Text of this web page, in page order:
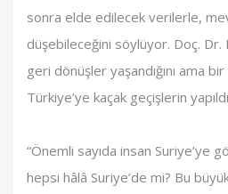
sonra elde edilecek verilerle,
düşebileceğini söylüyor. Doç. Dr.
geri dönüşler yaşandığını ama
Türkiye’ye kaçak geçişlerin
“Önemli sayıda insan Suriye’ye
hepsi hâlâ Suriye’de mi? Bu